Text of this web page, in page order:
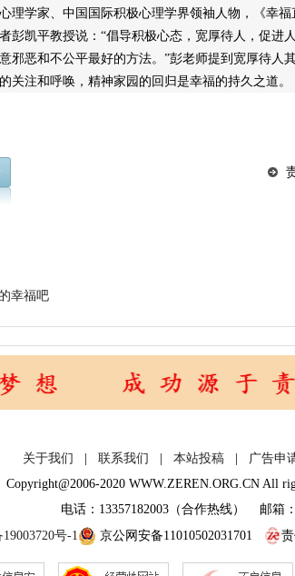
学家、中国国际积极心理学界领袖人物，《幸福
彭凯平教授说：“倡导积极心态，宽厚待人，促进
邪恶和不公平最好的方法。”彭老师提到宽厚待人
关注和呼唤，精神家园的回归是幸福的持久之道。
幸福吧
关于我们 联系我们 本站投稿| 广告申
Copyright@2006-2020 WWW.ZEREN.ORG.CN All
电话：13357182003（合作热线） 邮箱：
号-1
京公网安备11010502031701